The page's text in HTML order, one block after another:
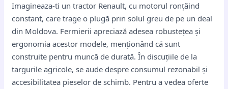
Imagineaza-ti un tractor Renault, cu motorul ronțăind
constant, care trage o plugă prin solul greu de pe un deal
din Moldova. Fermierii apreciază adesea robustețea și
ergonomia acestor modele, menționând că sunt
construite pentru muncă de durată. În discuțiile de la
targurile agricole, se aude despre consumul rezonabil și
accesibilitatea pieselor de schimb. Pentru a vedea oferte